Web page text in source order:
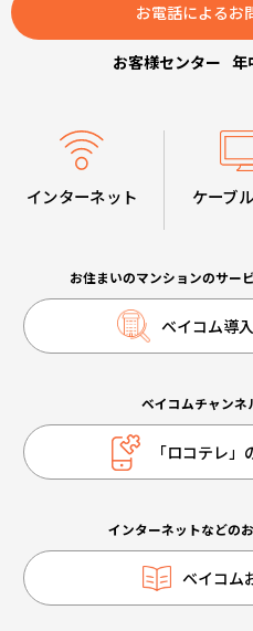
お電話によるお
お客様センター 年
インターネット ケーブ
お住まいのマンションのサー
ベイコム導
ベイコムチャンネ
「ロコテレ
インターネットなどの
ベイコム